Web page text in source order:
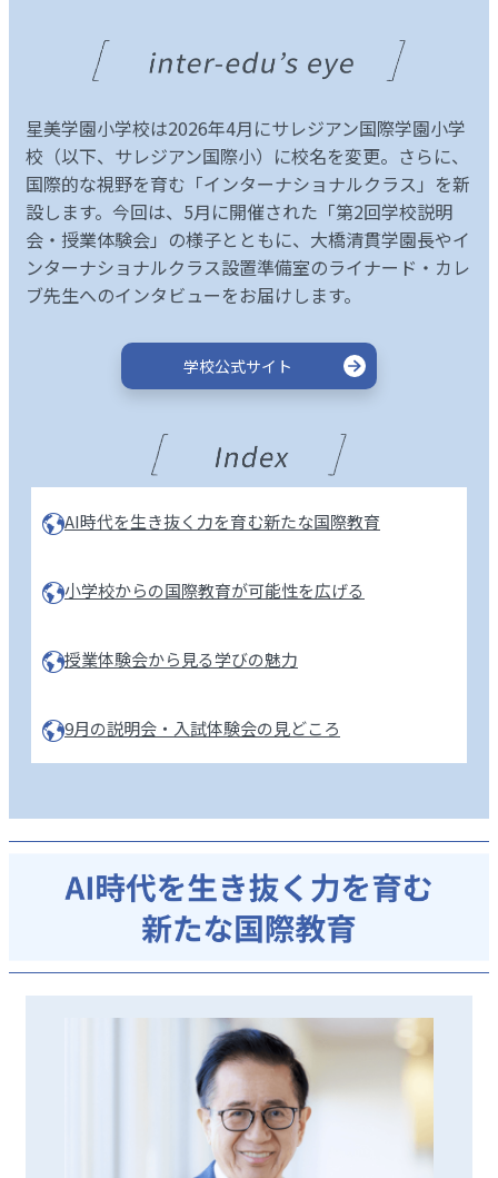
星美学園小学校は2026年4月にサレジアン国際学園小学
校（以下、サレジアン国際小）に校名を変更。さらに、
国際的な視野を育む「インターナショナルクラス」を新
設します。今回は、5月に開催された「第2回学校説明
会・授業体験会」の様子とともに、大橋清貫学園長やイ
ンターナショナルクラス設置準備室のライナード・カレ
ブ先生へのインタビューをお届けします。
学校公式サイト
AI時代を生き抜く力を育む新たな国際教育
小学校からの国際教育が可能性を広げる
授業体験会から見る学びの魅力
9月の説明会・入試体験会の見どころ